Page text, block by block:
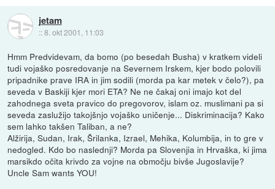
jetam
::8. okt 2001, 11:03
Hmm Predvidevam, da bomo (po besedah Busha) v kratkem videli
tudi vojaško posredovanje na Severnem Irskem, kjer bodo polovili
pripadnike prave IRA in jim sodili (morda pa kar metek v čelo?), pa
seveda v Baskiji kjer mori ETA? Ne ne čakaj oni imajo kot del
zahodnega sveta pravico do pregovorov, islam oz. muslimani pa si
seveda zaslužijo takojšnjo vojaško uničenje... Diskriminacija? Kako
sem lahko takšen Taliban, a ne?
Alžirija, Sudan, Irak, Šrilanka, Izrael, Mehika, Kolumbija, in to gre v
nedogled. Kdo bo naslednji? Morda pa Slovenjia in Hrvaška, ki jima
marsikdo očita krivdo za vojne na območju bivše Jugoslavije?
Uncle Sam wants YOU!